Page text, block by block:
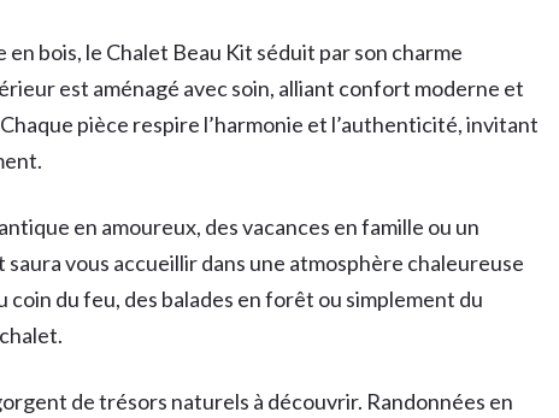
bois, le Chalet Beau Kit séduit par son charme
est aménagé avec soin, alliant confort moderne et
pièce respire l’harmonie et l’authenticité, invitant
en amoureux, des vacances en famille ou un
vous accueillir dans une atmosphère chaleureuse
du feu, des balades en forêt ou simplement du
de trésors naturels à découvrir. Randonnées en